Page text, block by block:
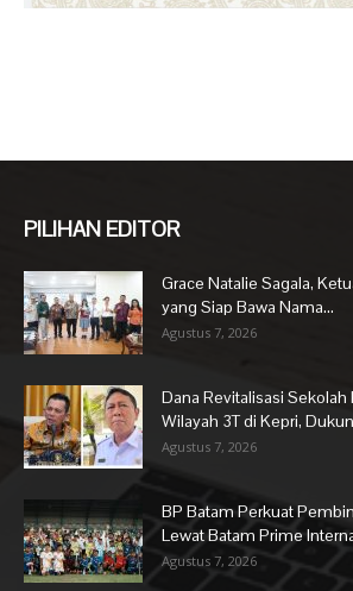
PILIHAN EDITOR
Grace Natalie Sagala,
yang Siap Bawa Nama...
Agustus 7, 2026
Dana Revitalisasi
Wilayah 3T di Kepri,
Agustus 7, 2026
BP Batam Perkuat
Lewat Batam Prime
Agustus 7, 2026